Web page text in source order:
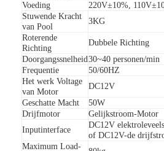
tourniquet barrière poort
Parkeren Barrier Gate
Automatische slagboom
Tolpoortbarrière
Boom barrière Gate
Voeding
220V±10%,
Stuwende Kracht
van Pool
3KG
Roterende
Richting
Dubbele Richting
Doorgangssnelheid30~40 personen/min
Frequentie
50/60HZ
Het werk Voltage
van Motor
DC12V
Geschatte Macht
50W
Drijfmotor
Gelijkstroom-Motor
Inputinterface
DC12V
of DC12V-de
Maximum Load-